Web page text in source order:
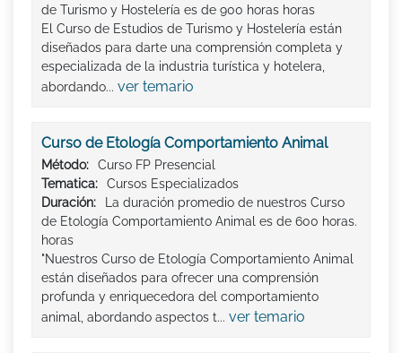
de Turismo y Hostelería es de 900 horas horas
El Curso de Estudios de Turismo y Hostelería están
diseñados para darte una comprensión completa y
especializada de la industria turística y hotelera,
abordando... ver temario
Curso de Etología Comportamiento Animal
Método:
Curso FP Presencial
Tematica:
Cursos Especializados
Duración:
La duración promedio de nuestros Curso
de Etología Comportamiento Animal es de 600 horas.
horas
"Nuestros Curso de Etología Comportamiento Animal
están diseñados para ofrecer una comprensión
profunda y enriquecedora del comportamiento
animal, abordando aspectos t... ver temario